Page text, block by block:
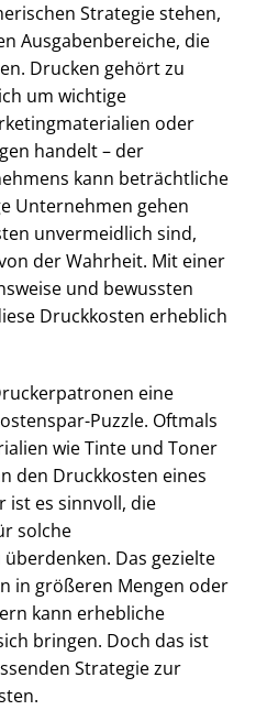
Strategie stehen,
Ausgabenbereiche, die
Drucken gehört zu
um wichtige
oder
handelt – der
kann beträchtliche
Unternehmen gehen
unvermeidlich sind,
der Wahrheit. Mit einer
und bewussten
Druckkosten erheblich
eine
Puzzle. Oftmals
wie Tinte und Toner
den Druckkosten eines
ist es sinnvoll, die
solche
Das gezielte
in größeren Mengen oder
kann erhebliche
bringen. Doch das ist
Strategie zur